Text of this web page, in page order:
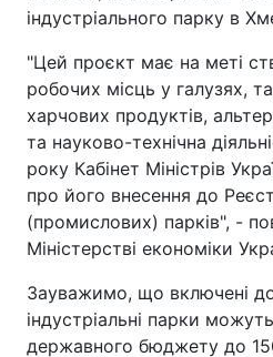
індустріального парку в
"Цей проєкт має на меті
робочих місць у галузях,
харчових продуктів,
та науково-технічна
року Кабінет Міністрів
про його внесення до
(промислових) парків", -
Міністерстві економіки
Зауважимо, що включені
індустріальні парки
державного бюджету до